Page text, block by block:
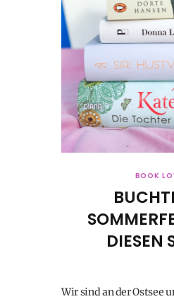
BOOK
DIESEN
Wir sind an der Ostsee